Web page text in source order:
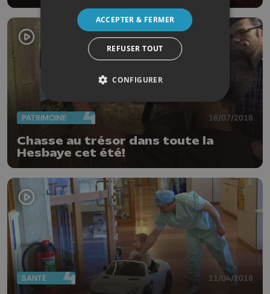
PATRIMOINE 16/07/2018
Chasse au trésor dans toute la
Hesbaye cet été!
SANTÉ 11/04/2018
ACCEPTER & FERMER
REFUSER TOUT
CONFIGURER